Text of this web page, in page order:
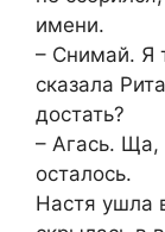
имени.
– Снимай. Я
сказала
достать?
– Агась.
осталось.
Настя ушла